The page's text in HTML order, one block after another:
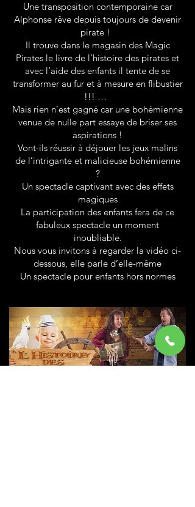
Une transposition contemporaine car
Alphonse rêve depuis toujours de devenir
pirate !
Il trouve dans le magasin des Magic
Pirates le livre de l’histoire des pirates et
avec l’aide des enfants il tente de se
transformer au fur et à mesure en flibustier
!!! …
Mais rien n’est gagné car une bohémienne
venue de nulle part essaye de briser ses
aspirations !
Vont-ils réussir à déjouer les jeux malins
de l’intrigante et malicieuse bohémienne
?
Un spectacle captivant avec des effets
magiques
La participation des enfants fera de ce
fabuleux spectacle un moment
inoubliable.
Nous vous invitons à regarder la vidéo ci-
dessous, elle parle d’elle-même
Un spectacle pour enfants hors normes